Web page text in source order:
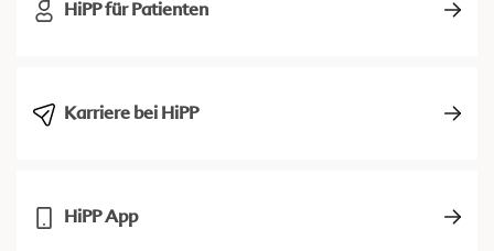
HiPP für Patienten
Karriere bei HiPP
HiPP App